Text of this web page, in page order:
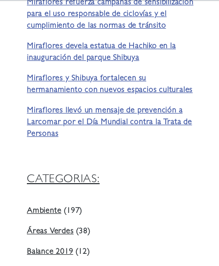
Miraflores refuerza campañas de sensibilización
para el uso responsable de ciclovías y el
cumplimiento de las normas de tránsito
Miraflores devela estatua de Hachiko en la
inauguración del parque Shibuya
Miraflores y Shibuya fortalecen su
hermanamiento con nuevos espacios culturales
Miraflores llevó un mensaje de prevención a
Larcomar por el Día Mundial contra la Trata de
Personas
CATEGORIAS:
Ambiente(197)
Áreas Verdes(38)
Balance 2019(12)